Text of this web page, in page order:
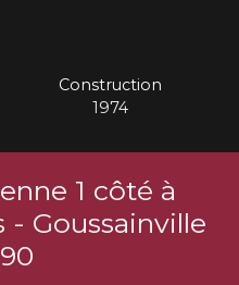
Construction
1974
1 côté à
- Goussainville